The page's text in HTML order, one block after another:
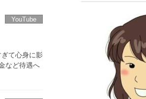
YouTube
て心身に影
など待遇へ